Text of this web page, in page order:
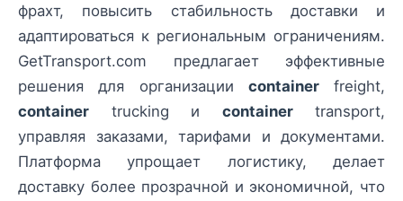
фрахт, повысить стабильность доставки и
адаптироваться к региональным ограничениям.
GetTransport.com предлагает эффективные
решения для организации containerfreight,
container trucking и containertransport,
управляя заказами, тарифами и документами.
Платформа упрощает логистику, делает
доставку более прозрачной и экономичной, что